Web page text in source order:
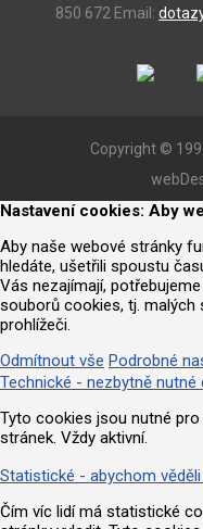
850 672 Email:
Copyright ©
Nastavení cookies: Aby
Aby naše webové stránky
hledáte, ušetřili spoustu
Vás nezajímají,
souborů cookies, tj. malých
prohlížeči.
Odmítnout vše Podrobné
Technické - nezbytně nutné
Tyto cookies jsou nutné
stránek. Vždy aktivní.
Statistické - abychom
Čím víc lidí má statistické